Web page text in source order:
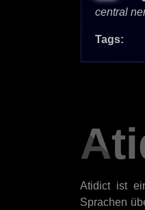
central
Tags:
Atidict ist
Sprachen